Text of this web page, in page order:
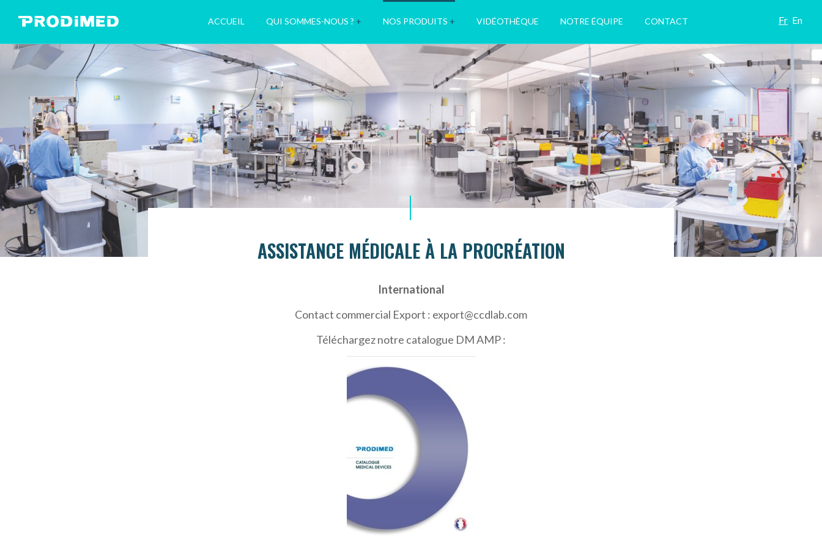
ACCUEIL QUI SOMMES-NOUS ? + NOS PRODUITS + VIDÉOTHÈQUE NOTRE ÉQUIPE CONTACT Fr En
ASSISTANCE MÉDICALE À LA PROCRÉATION
International
Contact commercial Export : export@ccdlab.com
Téléchargez notre catalogue DM AMP :